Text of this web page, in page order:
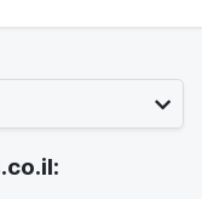
: